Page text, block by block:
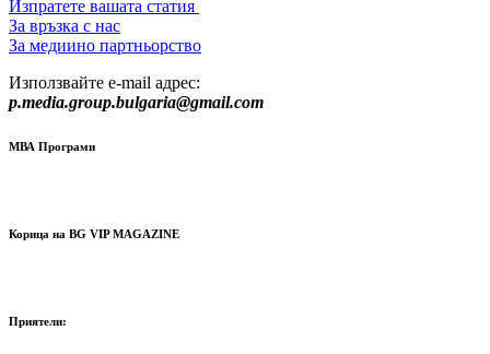
Изпратете вашата статия
За връзка с нас
За медиино партньорство
Използвайте e-mail адрес:
p.media.group.bulgaria@gmail.com
МВА Програми
Корица на BG VIP MAGAZINE
Приятели: